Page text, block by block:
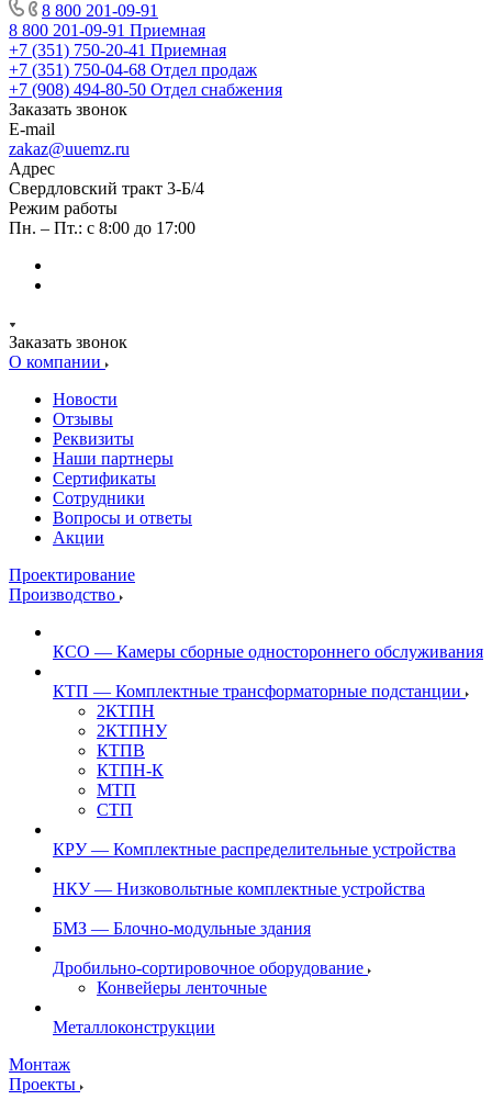
8 800 201-09-91
8 800 201-09-91 Приемная
+7 (351) 750-20-41 Приемная
+7 (351) 750-04-68 Отдел продаж
+7 (908) 494-80-50 Отдел снабжения
Заказать звонок
E-mail
zakaz@uuemz.ru
Адрес
Свердловский тракт 3-Б/4
Режим работы
Пн. – Пт.: с 8:00 до 17:00
Заказать звонок
О компании
Новости
Отзывы
Реквизиты
Наши партнеры
Сертификаты
Сотрудники
Вопросы и ответы
Акции
Проектирование
Производство
КСО — Камеры сборные одностороннего обслуживания
КТП — Комплектные трансформаторные подстанции
2КТПН
2КТПНУ
КТПВ
КТПН-К
МТП
СТП
КРУ — Комплектные распределительные устройства
НКУ — Низковольтные комплектные устройства
БМЗ — Блочно-модульные здания
Дробильно-сортировочное оборудование
Конвейеры ленточные
Металлоконструкции
Монтаж
Проекты